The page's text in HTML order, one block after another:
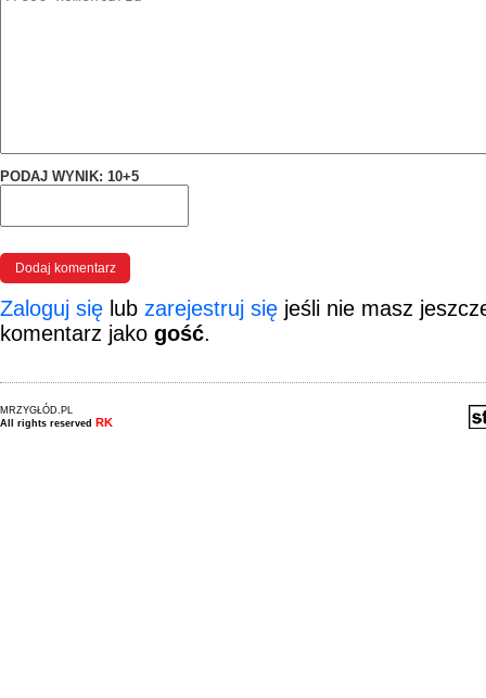
PODAJ WYNIK: 10+5
Zaloguj się lub zarejestruj się jeśli nie masz
komentarz jako gość.
MRZYGŁÓD.PL
All rights reserved RK